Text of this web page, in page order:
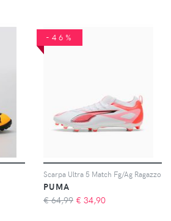
-46%
Scarpa Ultra 5 Match Fg/Ag Ragazzo
PUMA
€ 64,99 € 34,90